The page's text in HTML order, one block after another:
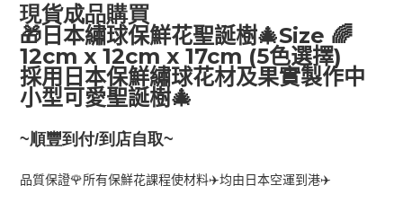
現貨成品購買
🎁 日本繡球保鮮花聖誕樹🎄Size 🌈
12cm x 12cm x 17cm (5色選擇)
採用日本保鮮繡球花材及果實製作中
小型可愛聖誕樹🎄
~順豐到付/到店自取~
品質保證🌹所有保鮮花課程使材料✈均由日本空運到港✈